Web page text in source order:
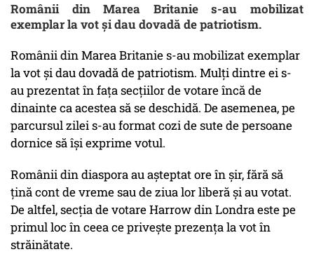
Românii din Marea Britanie s-au mobilizat
exemplar la vot și dau dovadă de patriotism.
Românii din Marea Britanie s-au mobilizat exemplar
la vot și dau dovadă de patriotism. Mulți dintre ei s-
au prezentat în fața secțiilor de votare încă de
dinainte ca acestea să se deschidă. De asemenea, pe
parcursul zilei s-au format cozi de sute de persoane
dornice să își exprime votul.
Românii din diaspora au așteptat ore în șir, fără să
țină cont de vreme sau de ziua lor liberă și au votat.
De altfel, secția de votare Harrow din Londra este pe
primul loc în ceea ce privește prezența la vot în
străinătate.